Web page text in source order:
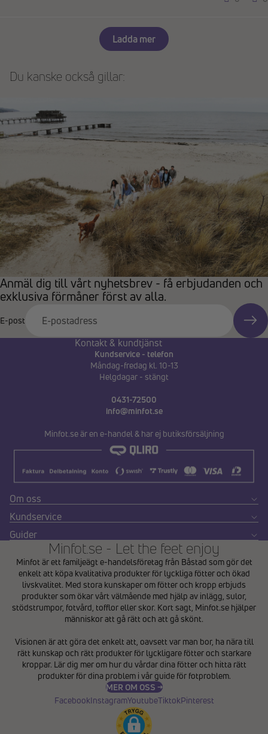
Ladda mer
Du kanske också gillar:
Anmäl dig till vårt nyhetsbrev - få erbjudanden och
exklusiva förmåner först av alla.
E-post
Kontakt & kundtjänst
Kundservice - telefon
Måndag-fredag kl. 10-13
Helgdagar - stängt
0431-72500
info@minfot.se
Minfot.se är en e-handel & har ej butiksförsäljning
Om oss
Kundservice
Guider
Minfot.se - Let the feet enjoy
Minfot är ett familjeägt e-handelsföretag från Båstad som gör det
enkelt att köpa kvalitativa produkter för lyckliga fötter och ökad
livskvalitet. Med stora kunskaper om fötter och kropp erbjuds
produkter som ökar vårt välmående med hjälp av inlägg, sulor,
stödstrumpor, fotvård, tofflor eller skor. Kort sagt, Minfot.se hjälper
människor att gå rätt och att gå skönt.
Visionen är att göra det enkelt att, oavsett var man bor, ha nära till
rätt kunskap och rätt produkter för lyckligare fötter och starkare
kroppar. Lär dig mer om hur du vårdar dina fötter och hitta rätt
produkter för dina problem i vårguide för fotproblem.
MER OM OSS →
FacebookInstagramYoutubeTiktokPinterest
Återbetalningspolicy
Användarvillkor
Fraktpolicy
Kontaktinformation
Avbeställningspolicy
Rättsligt meddelande